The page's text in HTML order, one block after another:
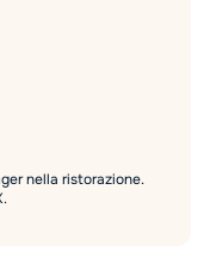
nella ristorazione.